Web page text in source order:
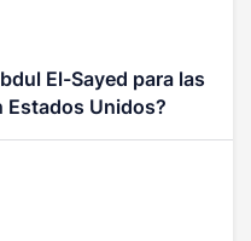
El-Sayed para las
Estados Unidos?